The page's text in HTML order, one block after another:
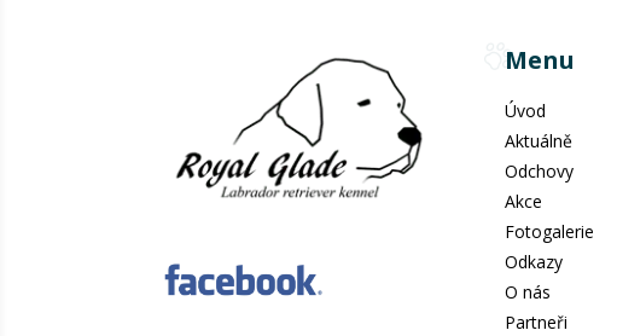
Menu
Úvod
Aktuálně
Odchovy
Akce
Fotogalerie
Odkazy
O nás
Partneři